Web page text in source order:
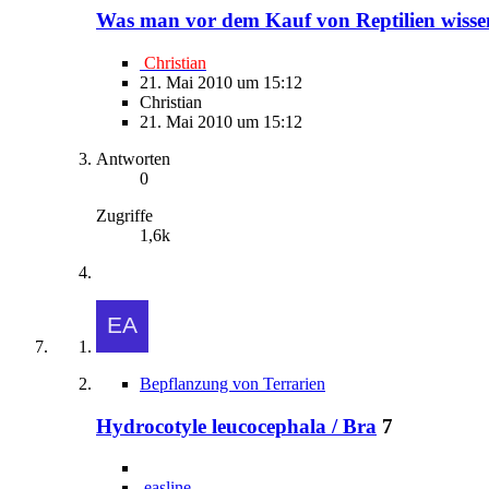
Was man vor dem Kauf von Reptilien
Christian
21. Mai 2010 um 15:12
Christian
21. Mai 2010 um 15:12
Antworten
0
Zugriffe
1,6k
Bepflanzung von Terrarien
Hydrocotyle leucocephala / Bra 7